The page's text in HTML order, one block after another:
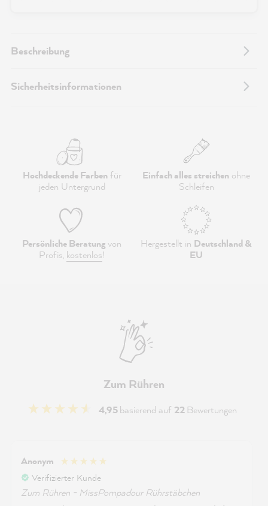
Beschreibung
Sicherheitsinformationen
Hochdeckende Farbenfür
jeden Untergrund
Einfach alles streichen ohne
Schleifen
Persönliche Beratungvon
Profis, kostenlos!
Hergestellt in Deutschland &
EU
Zum Rühren
4,95basierend auf 22 Bewertungen
Anonym
Verifizierter Kunde
Zum Rühren - MissPompadour Rührstäbchen